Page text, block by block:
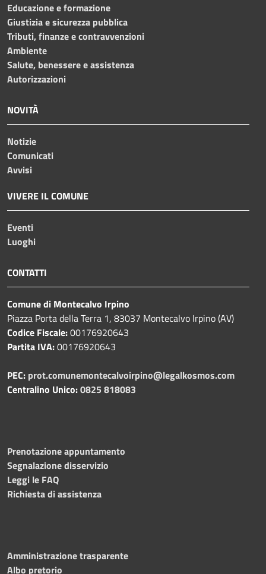
Educazione e formazione
Giustizia e sicurezza pubblica
Tributi, finanze e contravvenzioni
Ambiente
Salute, benessere e assistenza
Autorizzazioni
NOVITÀ
Notizie
Comunicati
Avvisi
VIVERE IL COMUNE
Eventi
Luoghi
CONTATTI
Comune di Montecalvo Irpino
Piazza Porta della Terra 1, 83037 Montecalvo Irpino (AV)
Codice Fiscale:00176920643
Partita IVA:00176920643
PEC: prot.comunemontecalvoirpino@legalkosmos.com
Centralino Unico:0825 818083
Prenotazione appuntamento
Segnalazione disservizio
Leggi le FAQ
Richiesta di assistenza
Amministrazione trasparente
Albo pretorio